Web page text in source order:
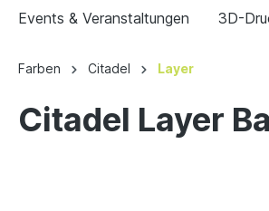
Events & Veranstaltungen 3D-
Farben Citadel Layer
Citadel Layer